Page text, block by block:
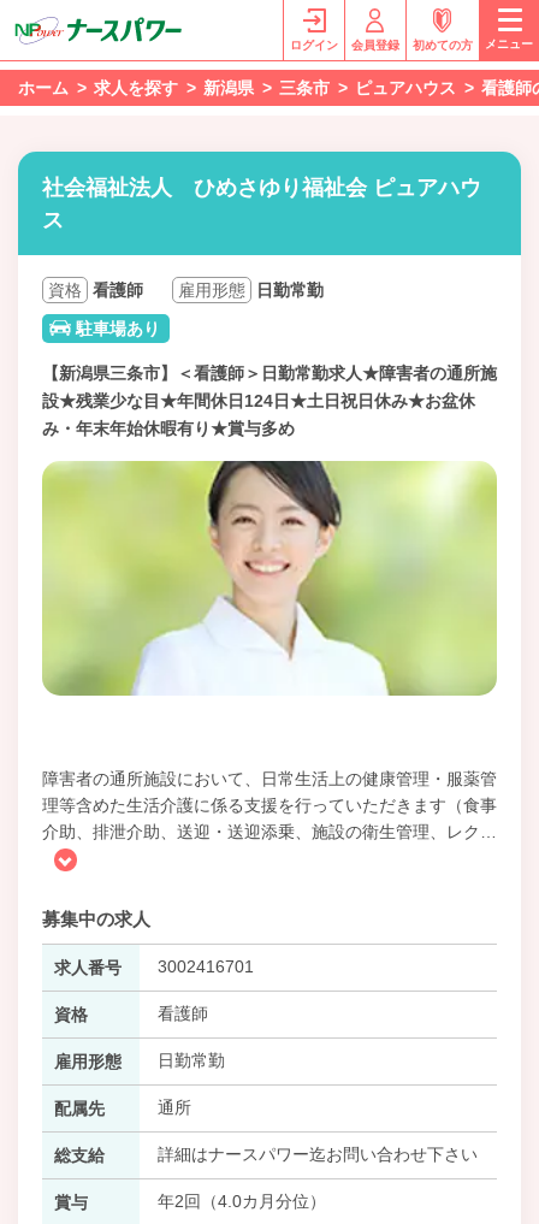
ログイン 会員登録 初めての方 メニュー
ホーム 求人を探す 新潟県 三条市 ピュアハウス 看護師
社会福祉法人 ひめさゆり福祉会 ピュアハウ
ス
資格 看護師 雇用形態
日勤常勤
駐車場あり
【新潟県三条市】＜看護師＞日勤常勤求人★障害者の通所施
設★残業少な目★年間休日124日★土日祝日休み★お盆休
み・年末年始休暇有り★賞与多め
障害者の通所施設において、日常生活上の健康管理・服薬管
理等含めた生活介護に係る支援を行っていただきます（食事
介助、排泄介助、送迎・送迎添乗、施設の衛生管理、レク
募集中の求人
求人番号 3002416701
資格 看護師
雇用形態 日勤常勤
配属先 通所
総支給 詳細はナースパワー迄お問い合わせ下さい
賞与 年2回（4.0カ月分位）